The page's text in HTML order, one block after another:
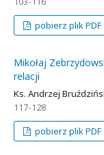
pobierz plik PDF
Mikołaj
relacji
Ks. Andrzej
117-128
pobierz plik PDF